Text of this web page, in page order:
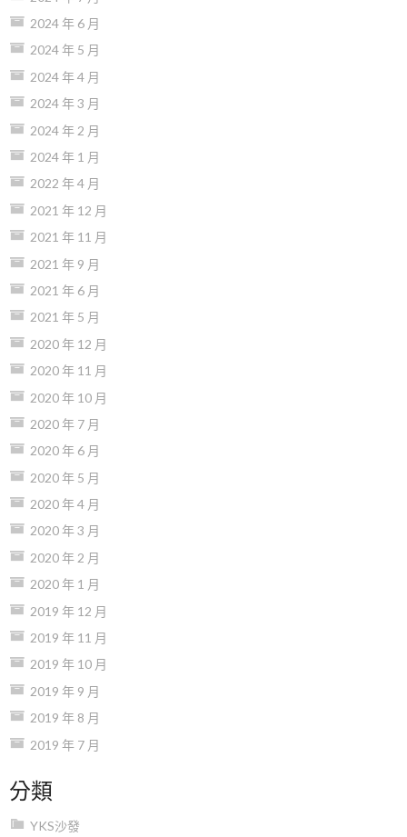
2024 年 6 月
2024 年 5 月
2024 年 4 月
2024 年 3 月
2024 年 2 月
2024 年 1 月
2022 年 4 月
2021 年 12 月
2021 年 11 月
2021 年 9 月
2021 年 6 月
2021 年 5 月
2020 年 12 月
2020 年 11 月
2020 年 10 月
2020 年 7 月
2020 年 6 月
2020 年 5 月
2020 年 4 月
2020 年 3 月
2020 年 2 月
2020 年 1 月
2019 年 12 月
2019 年 11 月
2019 年 10 月
2019 年 9 月
2019 年 8 月
2019 年 7 月
分類
YKS沙發